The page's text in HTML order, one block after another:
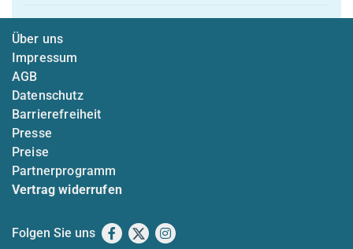
Über uns
Impressum
AGB
Datenschutz
Barrierefreiheit
Presse
Preise
Partnerprogramm
Vertrag widerrufen
Folgen Sie uns Facebook
X Instagram